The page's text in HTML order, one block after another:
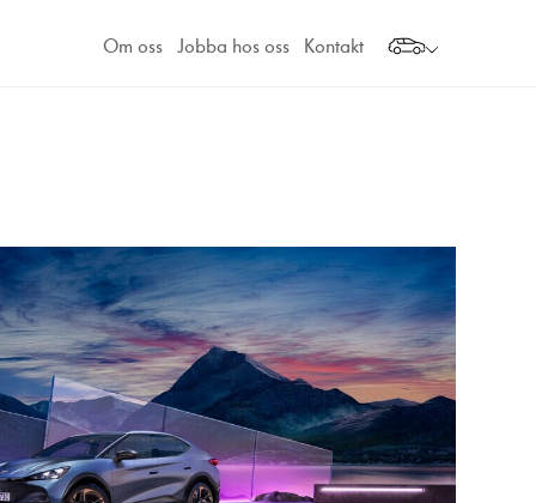
Om oss Jobba hos oss Kontakt